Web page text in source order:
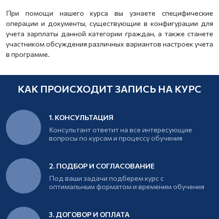
При помощи нашего курса вы узнаете специфические
операции и документы, существующие в конфигурации для
учета зарплаты данной категории граждан, а также станете
участником обсуждения различных вариантов настроек учета
в программе.
КАК ПРОИСХОДИТ ЗАПИСЬ НА КУРС
1. КОНСУЛЬТАЦИЯ
Консультант ответит на все интересующие
вопросы по курсам и процессу обучения
2. ПОДБОР И СОГЛАСОВАНИЕ
Под ваши задачи подберем курс с
оптимальным форматом и временим обучения
3. ДОГОВОР И ОПЛАТА